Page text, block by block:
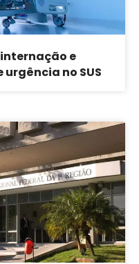
internação e
no SUS